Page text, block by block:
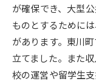
来場型・Web型イベン
が確保でき、大型
ものとするために
があります。東川
立てました。また
校の運営や留学生